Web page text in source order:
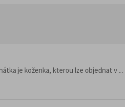
je koženka, kterou lze objednat v ...